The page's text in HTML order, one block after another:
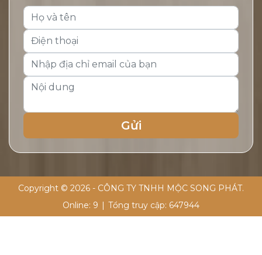
Copyright © 2026 - CÔNG TY TNHH MỘC SONG PHÁT.
Online: 9 | Tổng truy cập: 647944